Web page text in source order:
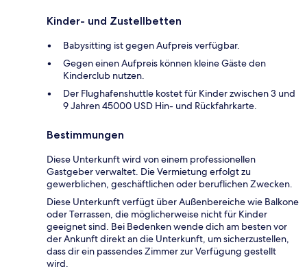
Kinder- und Zustellbetten
Babysitting ist gegen Aufpreis verfügbar.
Gegen einen Aufpreis können kleine Gäste den
Kinderclub nutzen.
Der Flughafenshuttle kostet für Kinder zwischen 3 und
9 Jahren 45000 USD Hin- und Rückfahrkarte.
Bestimmungen
Diese Unterkunft wird von einem professionellen
Gastgeber verwaltet. Die Vermietung erfolgt zu
gewerblichen, geschäftlichen oder beruflichen Zwecken.
Diese Unterkunft verfügt über Außenbereiche wie Balkone
oder Terrassen, die möglicherweise nicht für Kinder
geeignet sind. Bei Bedenken wende dich am besten vor
der Ankunft direkt an die Unterkunft, um sicherzustellen,
dass dir ein passendes Zimmer zur Verfügung gestellt
wird.